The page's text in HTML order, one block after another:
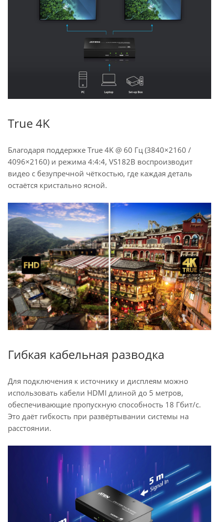
True 4K
Благодаря поддержке True 4K @ 60 Гц (3840×2160 /
4096×2160) и режима 4:4:4, VS182B воспроизводит
видео с безупречной чёткостью, где каждая деталь
остаётся кристально ясной.
Гибкая кабельная разводка
Для подключения к источнику и дисплеям можно
использовать кабели HDMI длиной до 5 метров,
обеспечивающие пропускную способность 18 Гбит/с.
Это даёт гибкость при развёртывании системы на
расстоянии.